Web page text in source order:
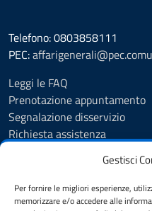
Gestisci
Per fornire le migliori esperienze,
memorizzare e/o accedere alle
Telefono: 0803858111
PEC:
Leggi le FAQ
Prenotazione appuntamento
Segnalazione disservizio
Richiesta assistenza
Amministrazione trasparente
Informativa privacy